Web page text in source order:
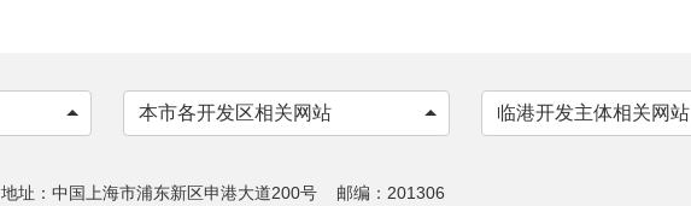
本市各开发区相关网站 临港开发主体相关网站
地址：中国上海市浦东新区申港大道200号 邮编：201306